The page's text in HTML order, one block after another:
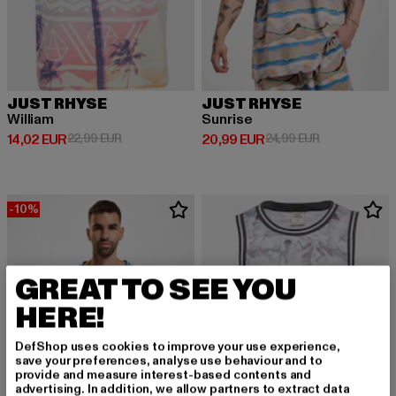
JUST RHYSE
William
14,02 EUR
Derzeitiger Preis: 14,02 EUR
22,99 EURAktionspreis: 22,99 EUR
JUST RHYSE
Sunrise
20,99 EUR
Derzeitiger Preis: 20,99 EUR
24,99 EURAktionspreis:
-10%
GREAT TO SEE YOU
HERE!
DefShop uses cookies to improve your use experience,
save your preferences, analyse use behaviour and to
provide and measure interest-based contents and
advertising. In addition, we allow partners to extract data